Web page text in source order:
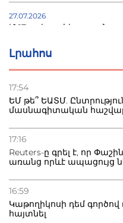
Լրահոս
17:54
ԵՄ թե՞ ԵԱՏՄ.
մասնագիտական
17:16
Reuters-ը գրել է, որ
առանց որևէ ապացույց
16:59
Կաթողիկոսի դեմ
հայտնել
27.07.2026
Մ-17 աշխարհի
22.07.2026
տուժածներ կան
բնակվել Ռուսաստանում
Բաքվի բանտից գեներալ
Փաշինյանին